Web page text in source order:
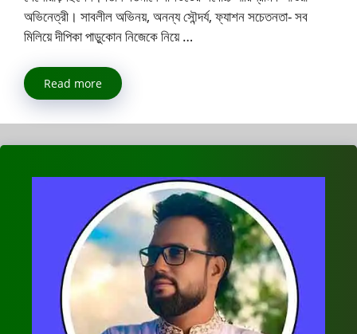
অভিনেত্রী। সাবলীল অভিনয়, অনন্য সৌন্দর্য, ফ্যাশন সচেতনতা- সব
মিলিয়ে দীপিকা পাড়ুকোন নিজেকে নিয়ে …
Read more